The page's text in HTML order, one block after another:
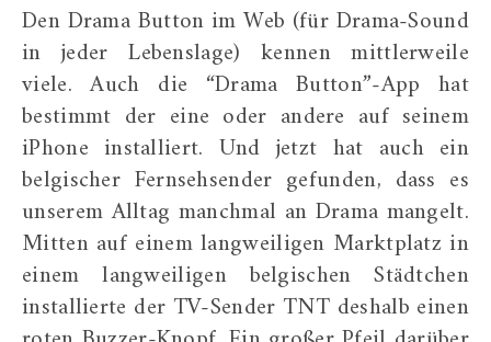
Den Drama Button im Web (für Drama-Sound
in jeder Lebenslage) kennen mittlerweile
viele. Auch die “Drama Button”-App hat
bestimmt der eine oder andere auf seinem
iPhone installiert. Und jetzt hat auch ein
belgischer Fernsehsender gefunden, dass es
unserem Alltag manchmal an Drama mangelt.
Mitten auf einem langweiligen Marktplatz in
einem langweiligen belgischen Städtchen
installierte der TV-Sender TNT deshalb einen